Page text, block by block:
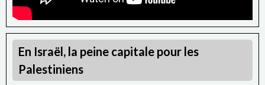
En Israël, la peine capitale pour les
Palestiniens